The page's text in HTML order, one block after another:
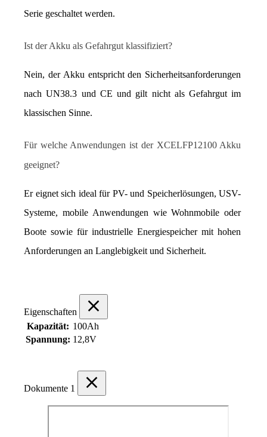
Serie geschaltet werden.
Ist der Akku als Gefahrgut klassifiziert?
Nein, der Akku entspricht den Sicherheitsanforderungen
nach UN38.3 und CE und gilt nicht als Gefahrgut im
klassischen Sinne.
Für welche Anwendungen ist der XCELFP12100 Akku
geeignet?
Er eignet sich ideal für PV- und Speicherlösungen, USV-
Systeme, mobile Anwendungen wie Wohnmobile oder
Boote sowie für industrielle Energiespeicher mit hohen
Anforderungen an Langlebigkeit und Sicherheit.
Eigenschaften
Kapazität: 100Ah
Spannung: 12,8V
Dokumente 1